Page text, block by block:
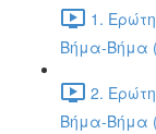
1.
Βήμα-Βήμα
2.
Βήμα-Βήμα